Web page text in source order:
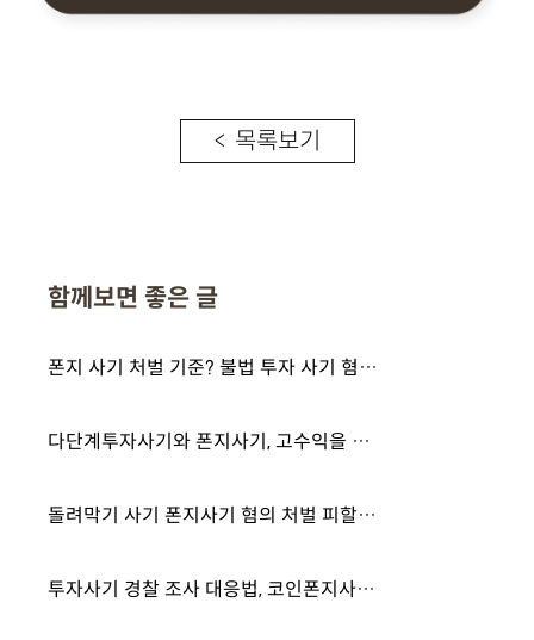
< 목록보기
함께보면 좋은 글
폰지 사기 처벌 기준? 불법 투자 사기 혐의 받고 있다면 <필독>
다단계투자사기와 폰지사기, 고수익을 약속하고 투자자를 모집했다면 처벌 수위는
돌려막기 사기 폰지사기 혐의 처벌 피할 수 있을까
투자사기 경찰 조사 대응법, 코인폰지사기 구속 피하려면 이 글 확인하세요